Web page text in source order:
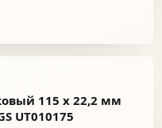
115 х 22,2 мм
UT010175